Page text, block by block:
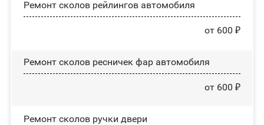
Ремонт сколов рейлингов автомобиля
от 600 ₽
Ремонт сколов ресничек фар автомобиля
от 600 ₽
Ремонт сколов ручки двери